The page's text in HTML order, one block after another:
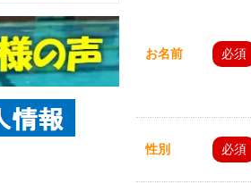
お名前 必須
性別 必須